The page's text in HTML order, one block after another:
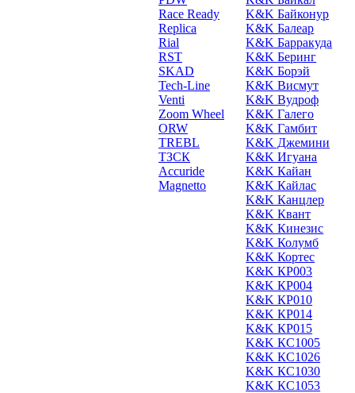
Race Ready
Replica
Rial
RST
SKAD
Tech-Line
Venti
Zoom Wheel
ORW
TREBL
ТЗСК
Accuride
Magnetto
K&K Байконур
K&K Балеар
K&K Барракуда
K&K Беринг
K&K Борэй
K&K Висмут
K&K Вудроф
K&K Галего
K&K Гамбит
K&K Джемини
K&K Игуана
K&K Кайан
K&K Кайлас
K&K Канцлер
K&K Квант
K&K Кинезис
K&K Колумб
K&K Кортес
K&K КР003
K&K КР004
K&K КР010
K&K КР014
K&K КР015
K&K КС1005
K&K КС1026
K&K КС1030
K&K КС1053